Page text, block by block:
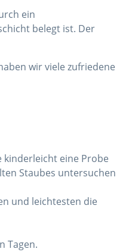
ein
belegt ist. Der
wir viele zufriedene
kinderleicht eine Probe
Staubes untersuchen
und leichtesten die
Tagen.